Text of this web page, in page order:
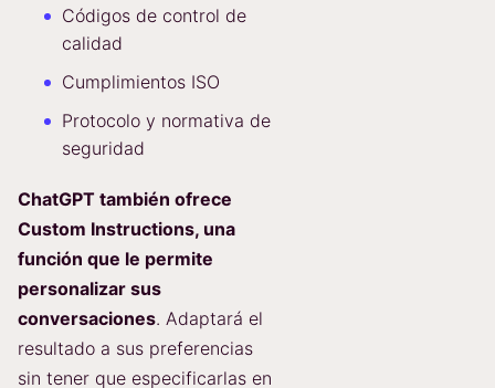
Códigos de control de
calidad
Cumplimientos ISO
Protocolo y normativa de
seguridad
ChatGPT también ofrece
Custom Instructions, una
función que le permite
personalizar sus
conversaciones. Adaptará el
resultado a sus preferencias
sin tener que especificarlas en